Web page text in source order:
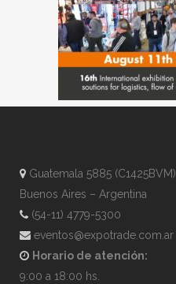
Guatemala 5885 (C1425BVM)
Buenos Aires – Argentina
(54-11) 4779-5300
eventos@expotrade.com.ar
Horario de atención:
9:00 a 18:00 hs.